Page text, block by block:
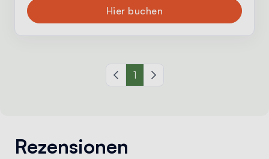
Hier buchen
Vorherige Seite
1 Nächste Seite
Rezensionen